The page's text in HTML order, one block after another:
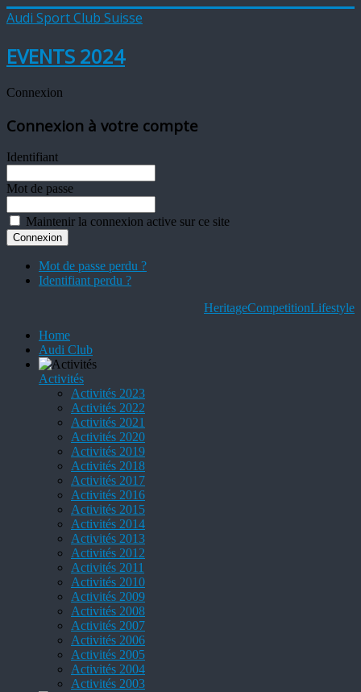
Audi Sport Club Suisse
EVENTS 2024
Connexion
Connexion à votre compte
Identifiant
Mot de passe
Maintenir la connexion active sur ce site
Mot de passe perdu ?
Identifiant perdu ?
HeritageCompetitionLifestyle
Home
Audi Club
Activités
Activités 2023
Activités 2022
Activités 2021
Activités 2020
Activités 2019
Activités 2018
Activités 2017
Activités 2016
Activités 2015
Activités 2014
Activités 2013
Activités 2012
Activités 2011
Activités 2010
Activités 2009
Activités 2008
Activités 2007
Activités 2006
Activités 2005
Activités 2004
Activités 2003